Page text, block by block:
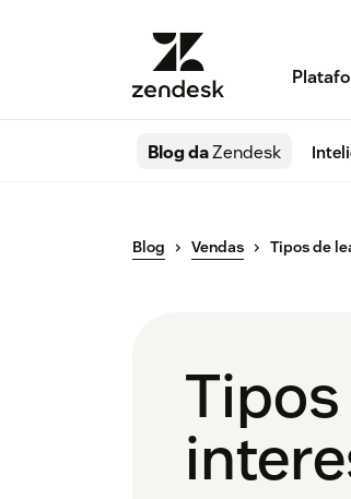
Blog daZendesk
Blog Vendas Tipos de